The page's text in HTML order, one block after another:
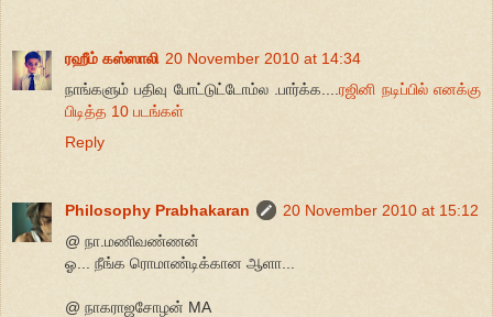
ரஹீம் கஸ்ஸாலி 20 November 2010 at 14:34
நாங்களும் பதிவு போட்டுட்டோம்ல .பார்க்க....ரஜினி நடிப்பில் எனக்கு
பிடித்த 10 படங்கள்
Reply
Philosophy Prabhakaran
20 November 2010 at 15:12
@ நா.மணிவண்ணன்
ஓ... நீங்க ரொமாண்டிக்கான ஆளா...
@ நாகராஜசோழன் MA